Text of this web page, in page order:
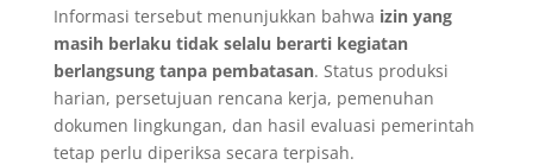
Informasi tersebut menunjukkan bahwa izin yang
masih berlaku tidak selalu berarti kegiatan
berlangsung tanpa pembatasan. Status produksi
harian, persetujuan rencana kerja, pemenuhan
dokumen lingkungan, dan hasil evaluasi pemerintah
tetap perlu diperiksa secara terpisah.